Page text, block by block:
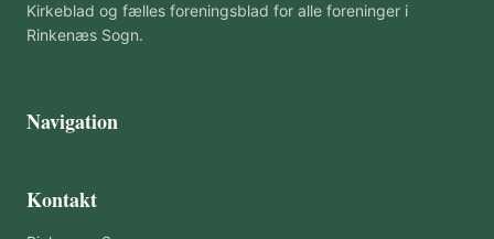
Kirkeblad og fælles foreningsblad for alle foreninger i
Rinkenæs Sogn.
Navigation
Kontakt